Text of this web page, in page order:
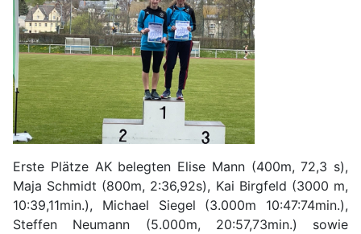
Erste Plätze AK belegten Elise Mann (400m, 72,3 s),
Maja Schmidt (800m, 2:36,92s), Kai Birgfeld (3000 m,
10:39,11min.), Michael Siegel (3.000m 10:47:74min.),
Steffen Neumann (5.000m, 20:57,73min.) sowie